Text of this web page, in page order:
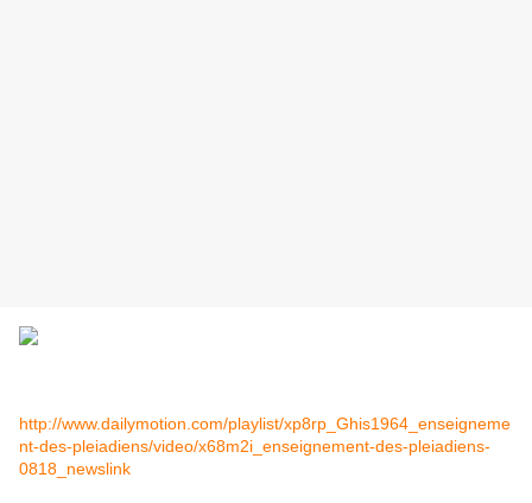
http://www.dailymotion.com/playlist/xp8rp_Ghis1964_enseigneme
nt-des-pleiadiens/video/x68m2i_enseignement-des-pleiadiens-
0818_newslink